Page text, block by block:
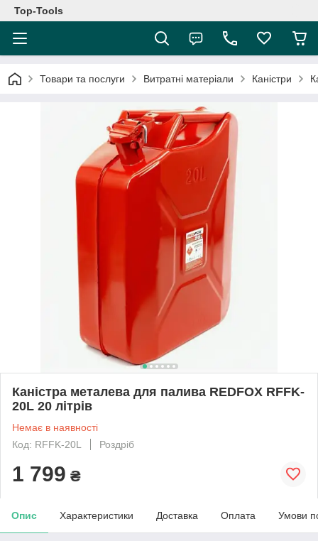
Top-Tools
Товари та послуги Витратні матеріали Каністри
Каністра металева для палива REDFOX RFFK-
20L 20 літрів
Немає в наявності
Код: RFFK-20L
Роздріб
1 799 ₴
Опис Характеристики Доставка Оплата Умови